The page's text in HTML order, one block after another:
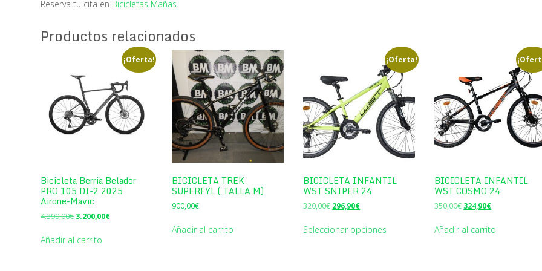
Reserva tu cita en Bicicletas Mañas.
Productos relacionados
¡Oferta!
Bicicleta Berria Belador
PRO 105 DI-2 2025
Airone-Mavic
4.399,00€ El
original
3.200,00€El
Añadir al carrito
BICICLETA TREK
SUPERFYL ( TALLA M)
900,00€
Añadir al carrito
¡Oferta!
BICICLETA INFANTIL
WST SNIPER 24
320,00€ El
original
296,90€El
actual
Seleccionar opciones
BICICLETA INFANTIL
WST COSMO 24
350,00€ El
original
324,90€El
actual
Añadir al carrito